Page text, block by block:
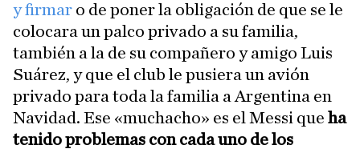
y firmar o de poner la obligación de que se le
colocara un palco privado a su familia,
también a la de su compañero y amigo Luis
Suárez, y que el club le pusiera un avión
privado para toda la familia a Argentina en
Navidad. Ese «muchacho» es el Messi que ha
tenido problemas con cada uno de los